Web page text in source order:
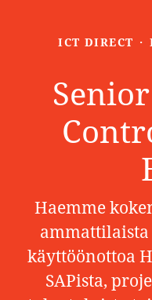
ICT DIRECT ·
Haemme
ammattilaista
käyttöönottoa
SAPista,